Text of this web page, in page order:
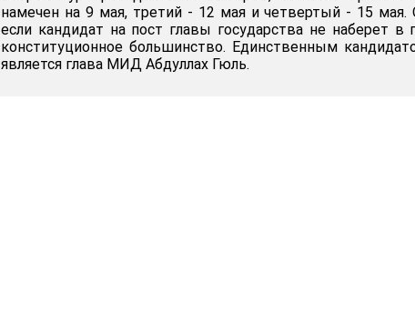
намечен на 9 мая, третий - 12 мая и четвертый - 15 мая.
если кандидат на пост главы государства не наберет в
конституционное большинство. Единственным
является глава МИД Абдуллах Гюль.